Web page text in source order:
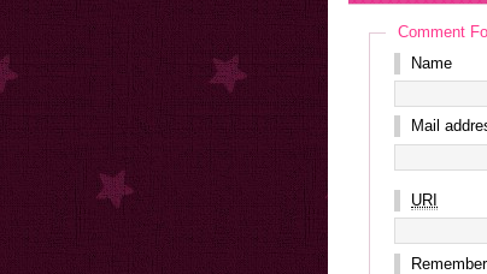
Comment
Name
Mail
URI